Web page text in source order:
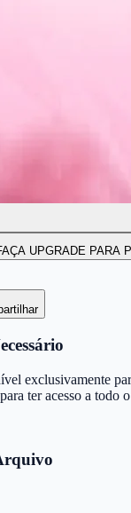
UPGRADE PARA
exclusivamente
ter acesso a todo